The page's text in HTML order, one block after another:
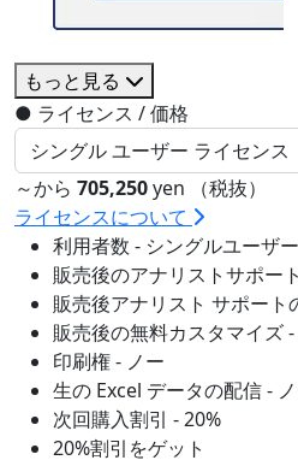
もっと見る
● ライセンス / 価格
～から 705,250yen （税抜）
ライセンスについて
利用者数 - シングルユーザー
販売後のアナリストサポー
販売後アナリスト サポート
販売後の無料カスタマイズ
印刷権 - ノー
生の Excel データの配信 -
次回購入割引 - 20%
20%割引をゲット